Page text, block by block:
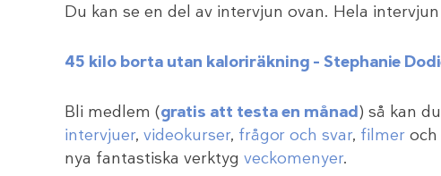
Du kan se en del av intervjun ovan. Hela
45 kilo borta utan kaloriräkning – Stephanie
Bli medlem (gratis att testa en månad) så kan
intervjuer, videokurser, frågor och svar, filmer och
nya fantastiska verktyg veckomenyer.